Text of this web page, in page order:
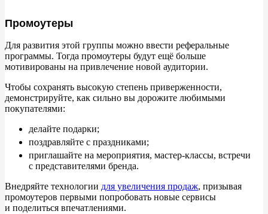
Промоутеры
Для развития этой группы можно ввести реферальные
программы. Тогда промоутеры будут ещё больше
мотивированы на привлечение новой аудитории.
Чтобы сохранять высокую степень приверженности,
демонстрируйте, как сильно вы дорожите любимыми
покупателями:
делайте подарки;
поздравляйте с праздниками;
приглашайте на мероприятия, мастер-классы, встречи
с представителями бренда.
Внедряйте технологии для увеличения продаж, призывая
промоутеров первыми попробовать новые сервисы
и поделиться впечатлениями.